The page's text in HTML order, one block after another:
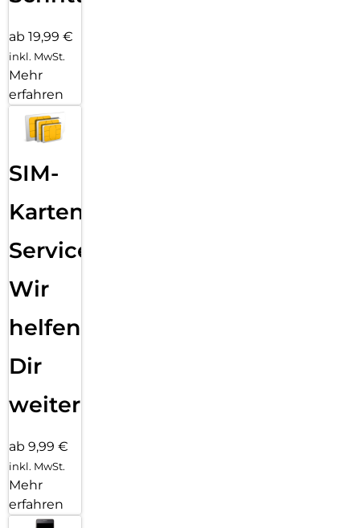
ab 19,99 €
inkl. MwSt.
Mehr
erfahren
SIM-
Karten
Service:
Wir
helfen
Dir
weiter
ab 9,99 €
inkl. MwSt.
Mehr
erfahren